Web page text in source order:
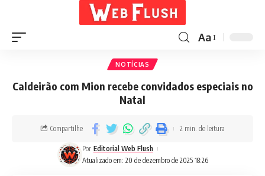
Aa
NOTÍCIAS
Caldeirão com Mion recebe convidados especiais no
Natal
Atualizado em: 20 de dezembro de 2025 18:26
Por Editorial Web Flush
Compartilhe 2 min. de leitura